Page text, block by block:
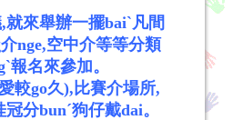
來舉辦一擺baiˋ凡間
nge,空中介等等分類
名來參加。
較go久),比賽介場所,
分bunˊ狗仔戴dai。